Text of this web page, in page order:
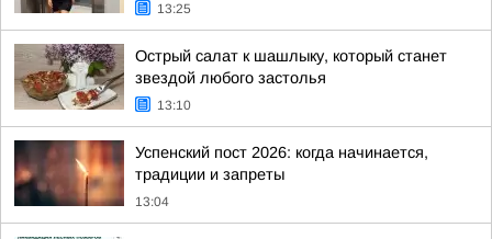
13:25
Острый салат к шашлыку, который станет
звездой любого застолья
13:10
Успенский пост 2026: когда начинается,
традиции и запреты
13:04